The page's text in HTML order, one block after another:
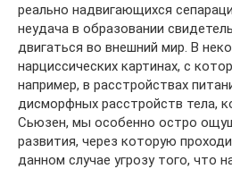
реально надвигающихся
неудача в образовании
двигаться во внешний мир. В
нарциссических картинах, с
например, в расстройствах
дисморфных расстройств тела,
Сьюзен, мы особенно остро
развития, через которую
данном случае угрозу того, что